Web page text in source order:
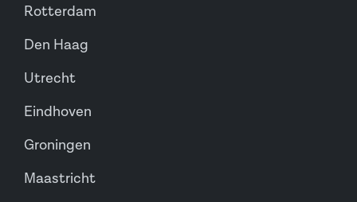
Rotterdam
Den Haag
Utrecht
Eindhoven
Groningen
Maastricht